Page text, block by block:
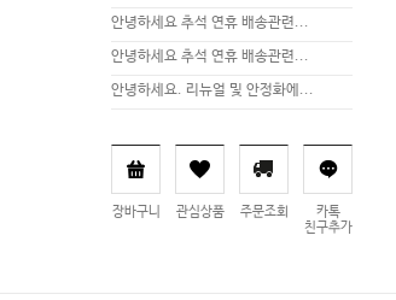
안녕하세요 추석 연휴 배송관련...
안녕하세요 추석 연휴 배송관련...
안녕하세요. 리뉴얼 및 안정화에...
장바구니 관심상품 주문조회
카톡
친구추가